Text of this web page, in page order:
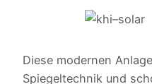
Diese modernen
Spiegeltechnik und